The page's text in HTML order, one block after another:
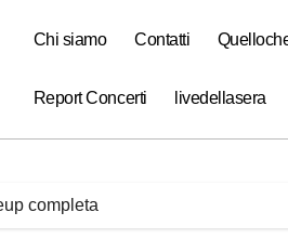
Chi siamo Contatti
Report Concerti livedellasera
completa